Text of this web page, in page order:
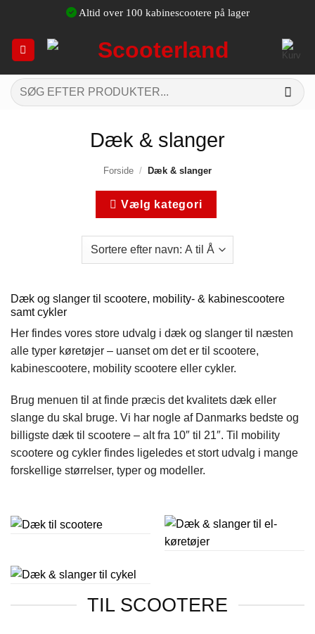
indhold
Altid over 100 kabinescootere på lager
Søg
efter:
Dæk & slanger
Forside / Dæk & slanger
Vælg kategori
Dæk og slanger til scootere, mobility- & kabinescootere
samt cykler
Her findes vores store udvalg i dæk og slanger til næsten
alle typer køretøjer – uanset om det er til scootere,
kabinescootere, mobility scootere eller cykler.
Brug menuen til at finde præcis det kvalitets dæk eller
slange du skal bruge. Vi har nogle af Danmarks bedste og
billigste dæk til scootere – alt fra 10″ til 21″. Til mobility
scootere og cykler findes ligeledes et stort udvalg i mange
forskellige størrelser, typer og modeller.
TIL SCOOTERE